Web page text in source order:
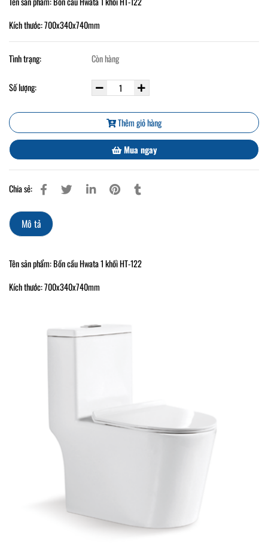
Kích thước: 700x340x740mm
Tình trạng: Còn hàng
Số lượng:
Thêm giỏ hàng
Mua ngay
Chia sẻ:
Mô tả
Tên sản phẩm: Bồn cầu Hwata 1 khối HT-122
Kích thước: 700x340x740mm